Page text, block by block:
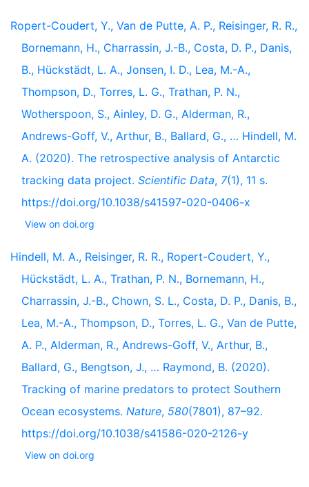
Ropert-Coudert, Y., Van de Putte, A. P., Reisinger, R. R.,
Bornemann, H., Charrassin, J.-B., Costa, D. P., Danis,
B., Hückstädt, L. A., Jonsen, I. D., Lea, M.-A.,
Thompson, D., Torres, L. G., Trathan, P. N.,
Wotherspoon, S., Ainley, D. G., Alderman, R.,
Andrews-Goff, V., Arthur, B., Ballard, G., … Hindell, M.
A. (2020). The retrospective analysis of Antarctic
tracking data project. Scientific Data, 7(1), 11 s.
https://doi.org/10.1038/s41597-020-0406-x
View on doi.org
Hindell, M. A., Reisinger, R. R., Ropert-Coudert, Y.,
Hückstädt, L. A., Trathan, P. N., Bornemann, H.,
Charrassin, J.-B., Chown, S. L., Costa, D. P., Danis, B.,
Lea, M.-A., Thompson, D., Torres, L. G., Van de Putte,
A. P., Alderman, R., Andrews-Goff, V., Arthur, B.,
Ballard, G., Bengtson, J., … Raymond, B. (2020).
Tracking of marine predators to protect Southern
Ocean ecosystems. Nature, 580(7801), 87–92.
https://doi.org/10.1038/s41586-020-2126-y
View on doi.org